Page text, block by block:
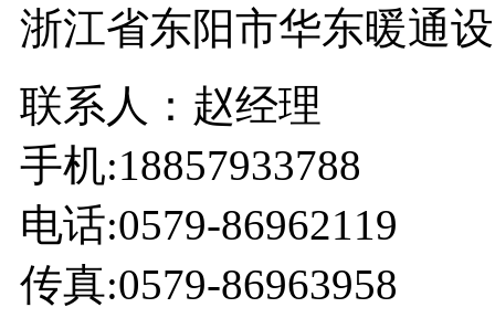
浙江省东阳市华东暖通
联系人：赵经理
手机:18857933788
电话:0579-86962119
传真:0579-86963958